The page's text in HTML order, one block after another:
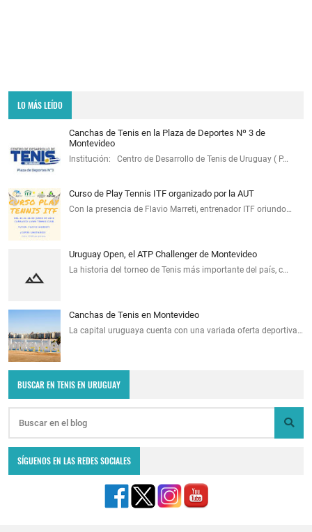
LO MÁS LEÍDO
Canchas de Tenis en la Plaza de Deportes Nº 3 de
Montevideo
Institución: Centro de Desarrollo de Tenis de Uruguay ( P…
Curso de Play Tennis ITF organizado por la AUT
Con la presencia de Flavio Marreti, entrenador ITF oriundo…
Uruguay Open, el ATP Challenger de Montevideo
La historia del torneo de Tenis más importante del país, c…
Canchas de Tenis en Montevideo
La capital uruguaya cuenta con una variada oferta deportiva…
BUSCAR EN TENIS EN URUGUAY
SÍGUENOS EN LAS REDES SOCIALES